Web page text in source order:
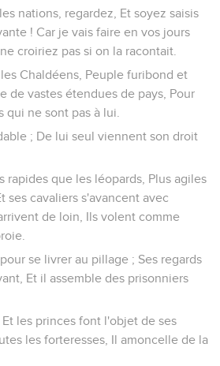
nations, regardez, Et soyez saisis
! Car je vais faire en vos jours
croiriez pas si on la racontait.
Chaldéens, Peuple furibond et
de vastes étendues de pays, Pour
qui ne sont pas à lui.
; De lui seul viennent son droit
rapides que les léopards, Plus agiles
ses cavaliers s'avancent avec
de loin, Ils volent comme
se livrer au pillage ; Ses regards
Et il assemble des prisonniers
les princes font l'objet de ses
les forteresses, Il amoncelle de la